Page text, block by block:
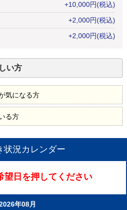
+10,000円(税込)
+2,000円(税込)
+2,000円(税込)
い方
気になる方
る方
状況カレンダー
望日を押してください
年08月